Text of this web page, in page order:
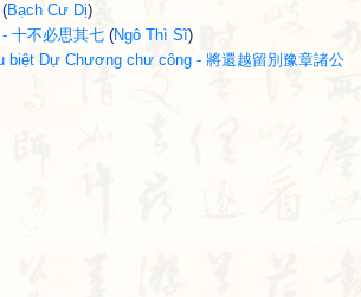
(Bạch Cư Dị)
十不必思其七 (Ngô Thì Sĩ)
biệt Dự Chương chư công - 將還越留別豫章諸公